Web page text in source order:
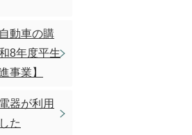
動車の購
8年度平生
事業】
器が利用
た